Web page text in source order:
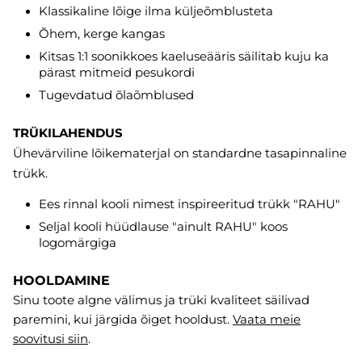
Klassikaline lõige ilma küljeõmblusteta
Õhem, kerge kangas
Kitsas 1:1 soonikkoes kaeluseääris säilitab kuju ka
pärast mitmeid pesukordi
Tugevdatud õlaõmblused
TRÜKILAHENDUS
Ühevärviline lõikematerjal on standardne tasapinnaline
trükk.
Ees rinnal kooli nimest inspireeritud trükk "RAHU"
Seljal kooli hüüdlause "ainult RAHU" koos
logomärgiga
HOOLDAMINE
Sinu toote algne välimus ja trüki kvaliteet säilivad
paremini, kui järgida õiget hooldust. Vaata meie
soovitusi siin.